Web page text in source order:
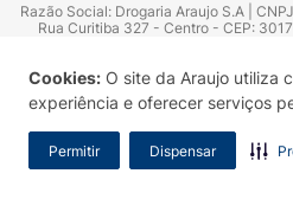
Cookies: O site da Araujo utiliza
experiência e oferecer serviços
Permitir Dispensar
Para utilizar Plenance
orientações:
1. Dosagem: tome1
2. Horário: você pode
Razão Social: Drogaria Araujo S.A |
Rua Curitiba 327 - Centro - CEP:
Azevedo Guimarães – CRF 10.965 |
Consultor substituto: Thiago Aguiar
Sanitário: 2025020713 | Autorização de